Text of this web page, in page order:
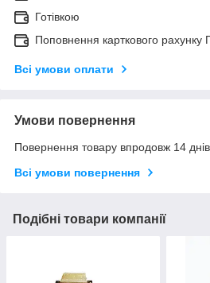
Готівкою
Поповнення карткового рахунку
Всі умови оплати
Умови повернення
Повернення товару впродовж 14
Всі умови повернення
Подібні товари компанії